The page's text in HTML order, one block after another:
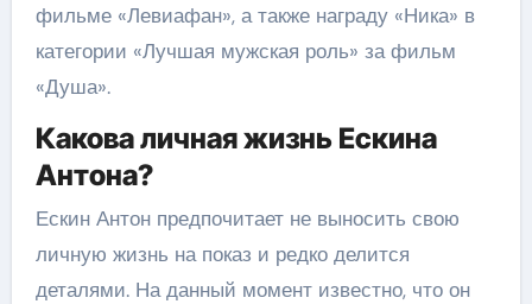
фильме «Левиафан», а также награду «Ника» в
категории «Лучшая мужская роль» за фильм
«Душа».
Какова личная жизнь Ескина
Антона?
Ескин Антон предпочитает не выносить свою
личную жизнь на показ и редко делится
деталями. На данный момент известно, что он